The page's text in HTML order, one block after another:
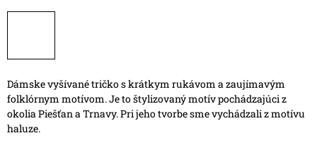
Dámske vyšívané tričko s krátkym rukávom a zaujímavým
folklórnym motívom. Je to štylizovaný motív pochádzajúci z
okolia Piešťan a Trnavy. Pri jeho tvorbe sme vychádzali z motívu
haluze.